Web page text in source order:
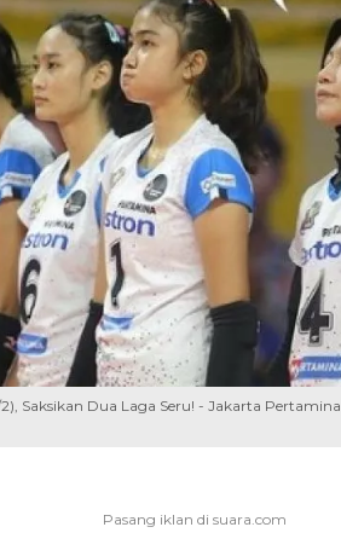
Saksikan Dua Laga Seru! - Jakarta